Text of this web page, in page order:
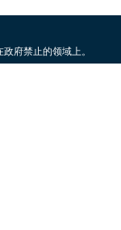
府禁止的领域上。